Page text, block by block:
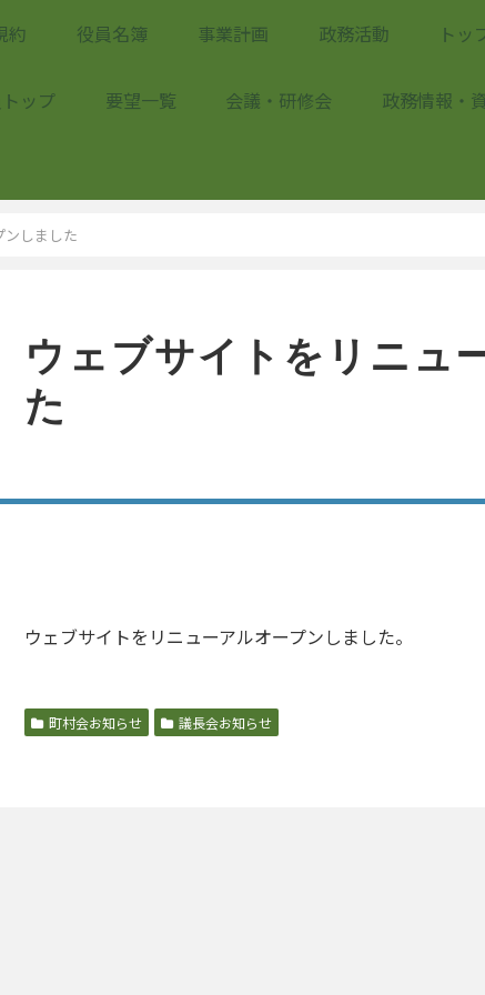
約 役員名簿 事業計画 政務活動 トッ
ップ 要望一覧 会議・研修会 政務情報・
ンしました
ウェブサイトをリニュ
た
ウェブサイトをリニューアルオープンしました。
町村会お知らせ 議長会お知らせ